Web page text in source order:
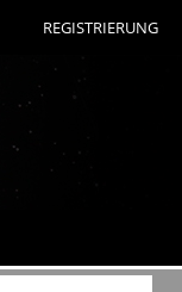
REGISTRIERUNG